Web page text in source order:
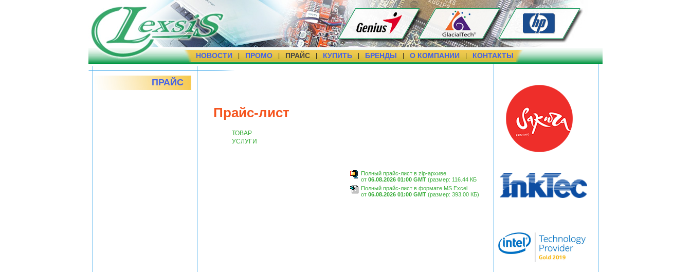
НОВОСТИ | ПРОМО | ПРАЙС | КУПИТЬ | БРЕНДЫ | О КОМПАНИИ | КОНТАКТЫ
ПРАЙС
Прайс-лист
ТОВАР
УСЛУГИ
Полный прайс-лист в zip-архиве
от 06.08.2026 01:00 GMT (размер: 116.44 КБ
Полный прайс-лист в формате MS Excel
от 06.08.2026 01:00 GMT (размер: 393.00 КБ)